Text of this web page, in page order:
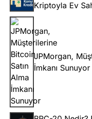
Kriptoyla Ev
JPMorgan,
İmkanı Sunuyor